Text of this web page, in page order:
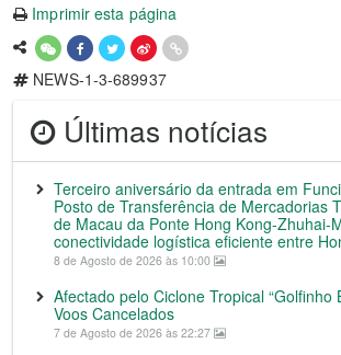
Imprimir esta página
NEWS-1-3-689937
Últimas notícias
Terceiro aniversário da entrada em
Posto de Transferência de Mercadorias
de Macau da Ponte Hong Kong-Zhuhai-
conectividade logística eficiente entre
8 de Agosto de 2026 às 10:00
Afectado pelo Ciclone Tropical “Golfinho
Voos Cancelados
7 de Agosto de 2026 às 22:27